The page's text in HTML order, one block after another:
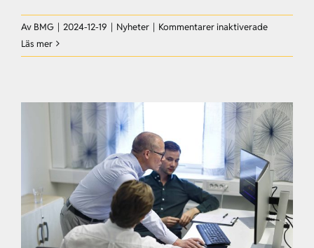
Av BMG | 2024-12-19 | Nyheter | Kommentarer inaktiveradeför
önskar
en
riktigt
God
Jul
Läs mer